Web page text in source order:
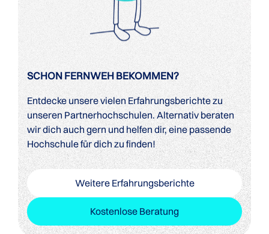
SCHON FERNWEH BEKOMMEN?
Entdecke unsere vielen Erfahrungsberichte zu
unseren Partnerhochschulen. Alternativ beraten
wir dich auch gern und helfen dir, eine passende
Hochschule für dich zu finden!
Weitere Erfahrungsberichte
Kostenlose Beratung